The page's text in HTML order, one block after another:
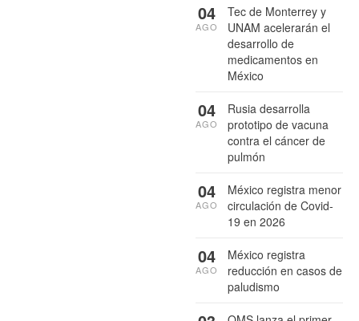
Tec de Monterrey y
UNAM acelerarán el
desarrollo de
medicamentos en
México
04
AGO
Rusia desarrolla
prototipo de vacuna
contra el cáncer de
pulmón
04
AGO
México registra menor
circulación de Covid-
19 en 2026
04
AGO
México registra
reducción en casos de
paludismo
04
AGO